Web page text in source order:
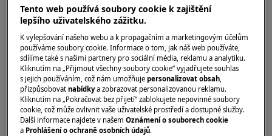
VAROVÁNÍ!NEBEZPEČÍ ELEKTRICKÉHO ÚRAZU
Před jakoukoliv opravou nebo údržbou vypněte
přístroj a odpojte síťovou zástrčku ze zásuvky.
Tento web používá soubory cookie k zajištění
lepšího uživatelského zážitku.
K vylepšování našeho webu a k propagačním a marketingovým účelům
používáme soubory cookie. Informace o tom, jak náš web používáte,
sdílíme také s našimi partnery pro sociální média, reklamu a analytiku.
Kliknutím na „Přijmout všechny soubory cookie“ vyjadřujete souhlas
s jejich používáním, což nám umožňujepersonalizovat obsah,
přizpůsobovatnabídkya zobrazovat personalizovanou reklamu.
Kliknutím na „Pokračovat bez přijetí“ zablokujete nepovinné soubory
cookie, což může ovlivnit vaše uživatelské prostředí a dostupné služby.
Další informace najdete v našemOznámení o souborech cookie
a Prohlášení o ochraně osobních údajů.